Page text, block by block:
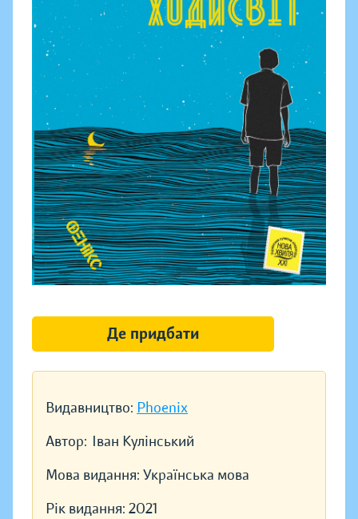
Видавництво: Phoenix
Автор: Іван Кулінський
Мова видання: Українська мова
Рік видання: 2021
Де придбати